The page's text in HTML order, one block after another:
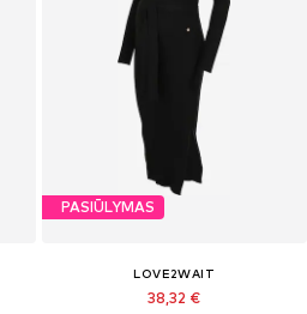
PASIŪLYMAS
LOVE2WAIT
38,32 €